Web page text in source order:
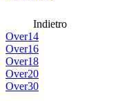
Indietro
Over14
Over16
Over18
Over20
Over30